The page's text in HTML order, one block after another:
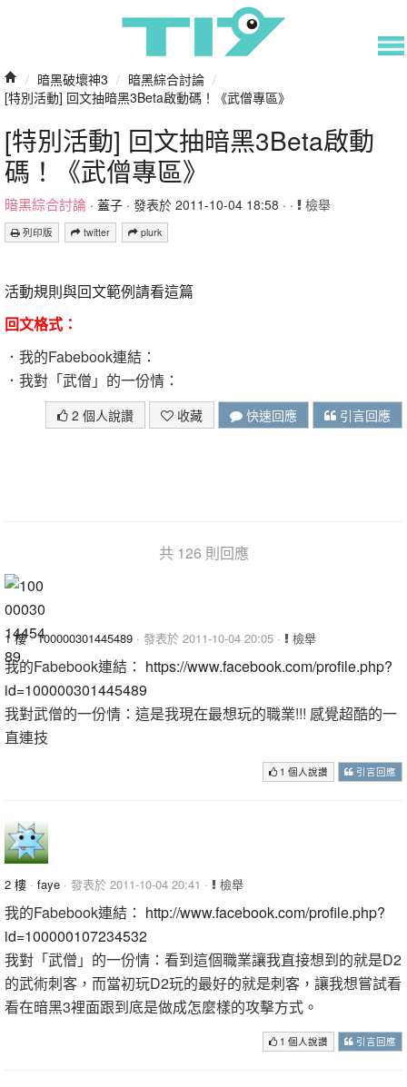
/ 暗黑破壞神3 / 暗黑綜合討論 /
[特別活動] 回文抽暗黑3Beta啟動碼！《武僧專區》
[特別活動] 回文抽暗黑3Beta啟動
碼！《武僧專區》
暗黑綜合討論 · 蓋子 · 發表於 2011-10-04 18:58 · · 檢舉
列印版 twitter plurk
活動規則與回文範例請看這篇
回文格式：
．我的Fabebook連結：
．我對「武僧」的一份情：
2 個人說讚 收藏 快速回應 引言回應
共 126 則回應
1 樓·100000301445489 · 發表於 2011-10-04 20:05 · 檢舉
我的Fabebook連結： https://www.facebook.com/profile.php?
id=100000301445489
我對武僧的一份情：這是我現在最想玩的職業!!! 感覺超酷的一
直連技
1 個人說讚 引言回應
2 樓 · faye · 發表於 2011-10-04 20:41 · 檢舉
我的Fabebook連結： http://www.facebook.com/profile.php?
id=100000107234532
我對「武僧」的一份情：看到這個職業讓我直接想到的就是D2
的武術刺客，而當初玩D2玩的最好的就是刺客，讓我想嘗試看
看在暗黑3裡面跟到底是做成怎麼樣的攻擊方式。
1 個人說讚 引言回應